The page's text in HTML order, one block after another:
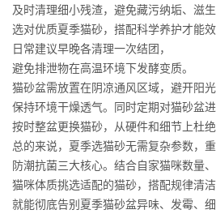
及时清理细小残渣，避免藏污纳垢、滋生
选对优质夏季猫砂，搭配科学养护才能效
日常建议早晚各清理一次结团，
避免排泄物在高温环境下发酵变质。
猫砂盆需放置在阴凉通风区域，避开阳
保持环境干燥透气。同时定期对猫砂盆进
按时整盆更换猫砂，从硬件和细节上杜绝
总的来说，夏季选猫砂无需复杂参数，
防潮抗菌三大核心。结合自家猫咪数量、
猫咪体质挑选适配的猫砂，搭配规律清洁
就能彻底告别夏季猫砂盆异味、发霉、细